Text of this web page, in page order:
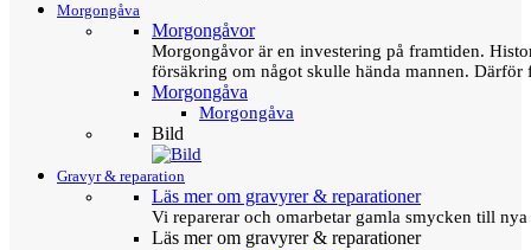
Morgongåva
Morgongåvor
Morgongåvor är en investering på framtiden.
försäkring om något skulle hända mannen.
Morgongåva
Morgongåva
Bild
Gravyr & reparation
Läs mer om gravyrer & reparationer
Vi reparerar och omarbetar gamla smycken till
Läs mer om gravyrer & reparationer